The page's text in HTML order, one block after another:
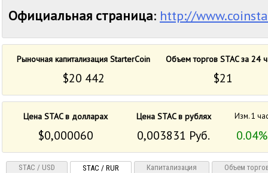
Официальная страница: http://
Рыночная капитализация StarterCoin Объем торгов STAC за 24
$20 442 $21
Цена STAC в долларах Цена STAC в рублях Изм. 1
$0,000060 0,003831 Руб. 0.04%
STAC / USD STAC / RUR Капитализация Объем